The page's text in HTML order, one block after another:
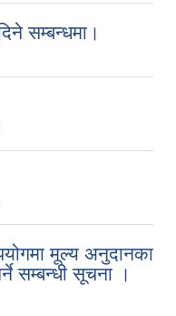
सम्बन्धमा।
मूल्य अनुदानका
सम्बन्धी सूचना ।